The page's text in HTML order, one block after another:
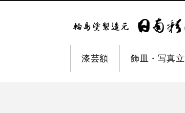
漆芸額 飾皿・写真